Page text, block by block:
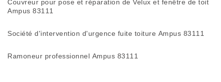
Couvreur pour pose et réparation de Velux et fenêtre de toit
Ampus 83111
Société d'intervention d'urgence fuite toiture Ampus 83111
Ramoneur professionnel Ampus 83111